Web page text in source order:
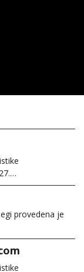
provedena je